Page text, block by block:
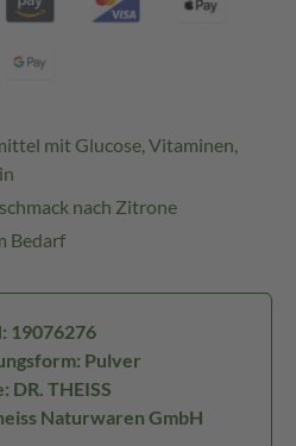
mit Glucose, Vitaminen,
nach Zitrone
Bedarf
19076276
Pulver
DR. THEISS
Naturwaren GmbH